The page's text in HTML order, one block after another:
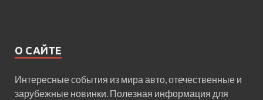
О САЙТЕ
Интересные события из мира авто, отечественные и
зарубежные новинки. Полезная информация для